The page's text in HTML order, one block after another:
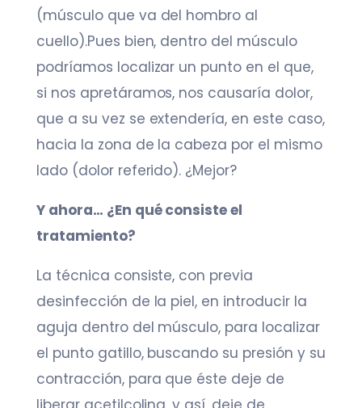
(músculo que va del hombro al
cuello).Pues bien, dentro del músculo
podríamos localizar un punto en el que,
si nos apretáramos, nos causaría dolor,
que a su vez se extendería, en este caso,
hacia la zona de la cabeza por el mismo
lado (dolor referido). ¿Mejor?
Y ahora… ¿En qué consiste el
tratamiento?
La técnica consiste, con previa
desinfección de la piel, en introducir la
aguja dentro del músculo, para localizar
el punto gatillo, buscando su presión y su
contracción, para que éste deje de